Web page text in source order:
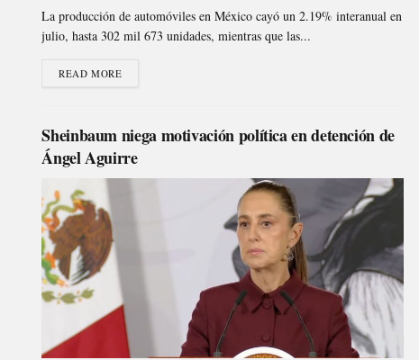
La producción de automóviles en México cayó un 2.19% interanual en
julio, hasta 302 mil 673 unidades, mientras que las...
READ MORE
Sheinbaum niega motivación política en detención de
Ángel Aguirre